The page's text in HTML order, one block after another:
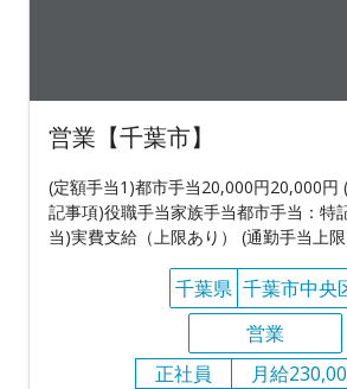
営業【千葉市】
(定額手当1)都市手当20,000円20,000円
記事項)役職手当家族手当都市手当：特
当)実費支給（上限あり） (通勤手当上
千葉県 千葉市中央
営業
正社員
月給